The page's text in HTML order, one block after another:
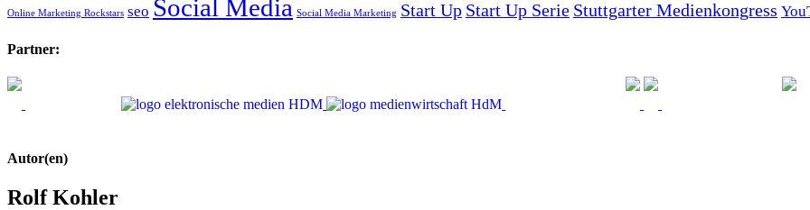
Online Marketing Rockstars seo Social Media Social Media Marketing Start Up Start Up Serie Stuttgarter Medienkongress
Partner:
Autor(en)
Rolf Kohler